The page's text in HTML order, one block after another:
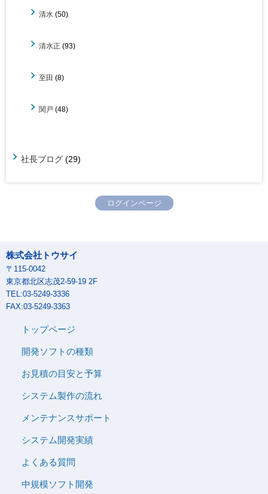
清水 (50)
清水正 (93)
至田 (8)
関戸 (48)
社長ブログ (29)
ログインページ
株式会社トウサイ
〒115-0042
東京都北区志茂2-59-19 2F
TEL:03-5249-3336
FAX:03-5249-3363
トップページ
開発ソフトの種類
お見積の目安と予算
システム製作の流れ
メンテナンスサポート
システム開発実績
よくある質問
中規模ソフト開発